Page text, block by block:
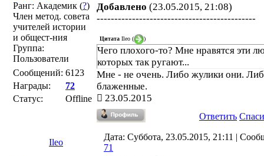
Ранг: Академик (?)
Член метод. совета
учителей истории
и общест-ния
Группа:
Пользователи
Сообщений: 6123
Награды:
72
Статус:
Offline
Добавлено (23.05.2015, 21:08)
---------------------------------------------
Цитата Ileo ( )
Чего плохого-то? Мне нравятся эти
которых так ругают...
Мне - не очень. Либо жулики они.
блаженные.
23.05.2015
Ответить
Ileo
Дата: Суббота, 23.05.2015, 21:11 |
71